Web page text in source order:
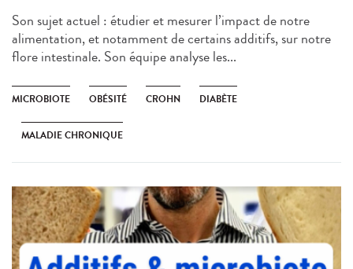
Son sujet actuel : étudier et mesurer l’impact de notre
alimentation, et notamment de certains additifs, sur notre
flore intestinale. Son équipe analyse les...
MICROBIOTE OBÉSITÉ CROHN DIABÈTE
MALADIE CHRONIQUE